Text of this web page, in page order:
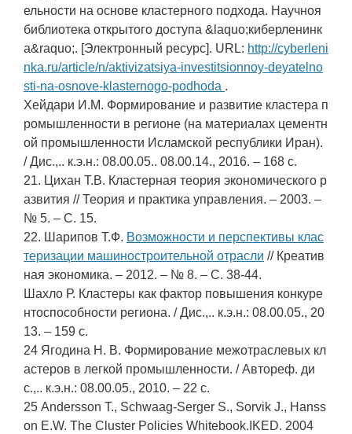
ельности на основе кластерного подхода. Научноя
библиотека открытого доступа &laquo;киберленинк
а&raquo;. [Электронный ресурс]. URL: http://cyberleni
nka.ru/article/n/aktivizatsiya-investitsionnoy-deyatelno
sti-na-osnove-klasternogo-podhoda .
Хейдари И.М. Формирование и развитие кластера п
ромышленности в регионе (на материалах цементн
ой промышленности Исламской республики Иран).
/ Дис.,.. к.э.н.: 08.00.05.. 08.00.14., 2016. – 168 с.
21. Цихан Т.В. Кластерная теория экономического р
азвития // Теория и практика управления. – 2003. –
№ 5. – С. 15.
22. Шарипов Т.Ф. Возможности и перспективы клас
теризации машиностроительной отрасли // Креатив
ная экономика. – 2012. – № 8. – С. 38-44.
Шахло Р. Кластеры как фактор повышения конкуре
нтоспособности региона. / Дис.,.. к.э.н.: 08.00.05., 20
13. – 159 с.
24 Ягодина Н. В. Формирование межотраслевых кл
астеров в легкой промышленности. / Автореф. ди
с.,.. к.э.н.: 08.00.05., 2010. – 22 с.
25 Andersson Т., Schwaag-Serger S., Sorvik J., Hanss
on E.W. The Cluster Policies Whitebook.IKED. 2004